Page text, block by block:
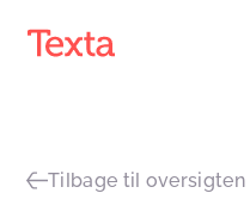
Tilbage til oversigten